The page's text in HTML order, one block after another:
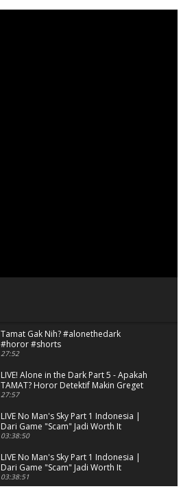
Tamat Gak Nih? #alonethedark
#horor #shorts
27:52
LIVE! Alone in the Dark Part 5 - Apakah
TAMAT? Horor Detektif Makin Greget
27:57
LIVE No Man's Sky Part 1 Indonesia |
Dari Game "Scam" Jadi Worth It
Banget?
03:38:50
LIVE No Man's Sky Part 1 Indonesia |
Dari Game "Scam" Jadi Worth It
Banget? (Portrait)
03:38:51